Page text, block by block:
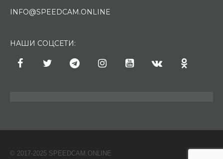
INFO@SPEEDCAM.ONLINE
НАШИ СОЦСЕТИ:
© 2017-2025 SPEEDCAM.ONLINE